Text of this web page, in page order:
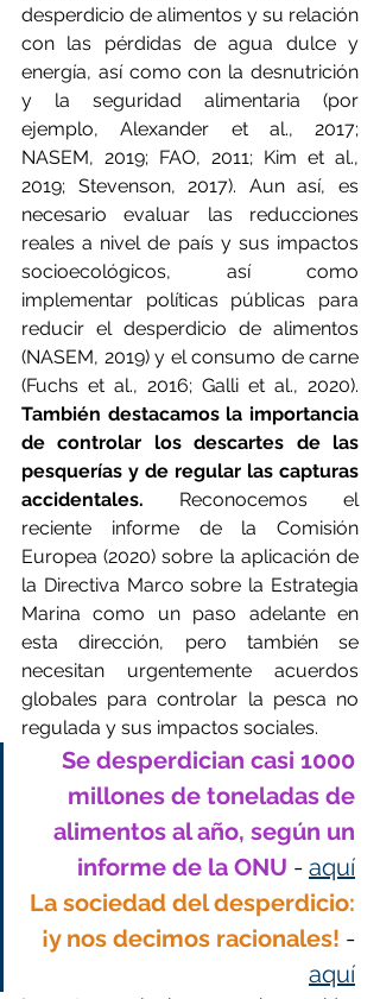
desperdicio de alimentos y su relación
con las pérdidas de agua dulce y
energía, así como con la desnutrición
y la seguridad alimentaria (por
ejemplo, Alexander et al., 2017;
NASEM, 2019; FAO, 2011; Kim et al.,
2019; Stevenson, 2017). Aun así, es
necesario evaluar las reducciones
reales a nivel de país y sus impactos
socioecológicos, así como
implementar políticas públicas para
reducir el desperdicio de alimentos
(NASEM, 2019) y el consumo de carne
También destacamos la importancia
de controlar los descartes de las
pesquerías y de regular las capturas
accidentales. Reconocemos el
reciente informe de la Comisión
Europea (2020) sobre la aplicación de
la Directiva Marco sobre la Estrategia
Marina como un paso adelante en
esta dirección, pero también se
necesitan urgentemente acuerdos
globales para controlar la pesca no
regulada y sus impactos sociales.
Se desperdician casi 1000
millones de toneladas de
alimentos al año, según un
informe de la ONU - aquí
La sociedad del desperdicio:
¡y nos decimos racionales! -
aquí